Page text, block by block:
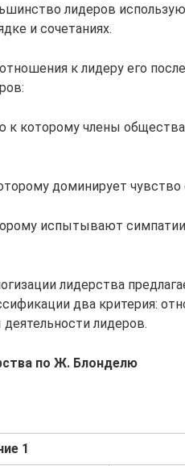
лидеров
и сочетаниях.
к лидеру его
к которому члены
доминирует чувство
испытывают
лидерства
два критерия:
лидеров.
по Ж. Блонделю
1